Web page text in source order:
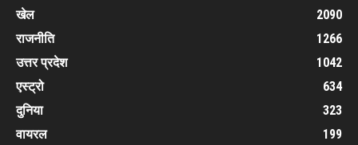
खेल
2090
राजनीति
1266
उत्तर प्रदेश
1042
एस्ट्रो
634
दुनिया
323
वायरल
199